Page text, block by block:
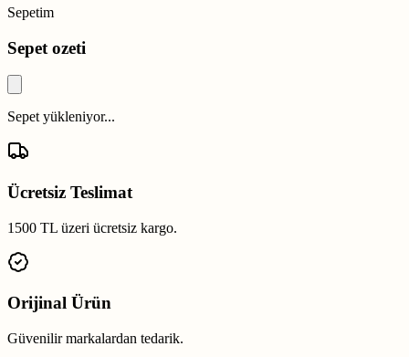
Sepetim
Sepet ozeti
Sepet yükleniyor...
Ücretsiz Teslimat
1500 TL üzeri ücretsiz kargo.
Orijinal Ürün
Güvenilir markalardan tedarik.